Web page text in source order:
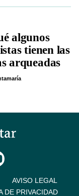
algunos
tienen las
arqueadas
AVISO LEGAL
DE PRIVACIDAD